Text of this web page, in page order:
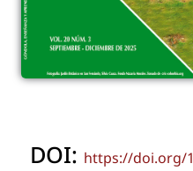
DOI: https://doi.org/